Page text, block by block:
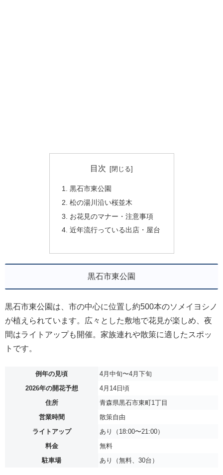
目次
黒石市東公園
松の湯川沿い桜並木
お花見のマナー・注意事項
近年流行っている出店・屋台
黒石市東公園
黒石市東公園は、市の中心に位置し約500本のソメイヨシノ
が植えられています。広々とした敷地で花見が楽しめ、夜
間はライトアップも開催。家族連れや散策に適したスポッ
トです。
例年の見頃
4月中旬〜4月下旬
2026年の開花予想
4月14日頃
住所
青森県黒石市東町1丁目
営業時間
散策自由
ライトアップ
あり（18:00〜21:00）
料金
無料
駐車場
あり（無料、30台）